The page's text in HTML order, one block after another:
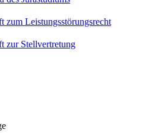
zum Leistungsstörungsrecht
zur Stellvertretung